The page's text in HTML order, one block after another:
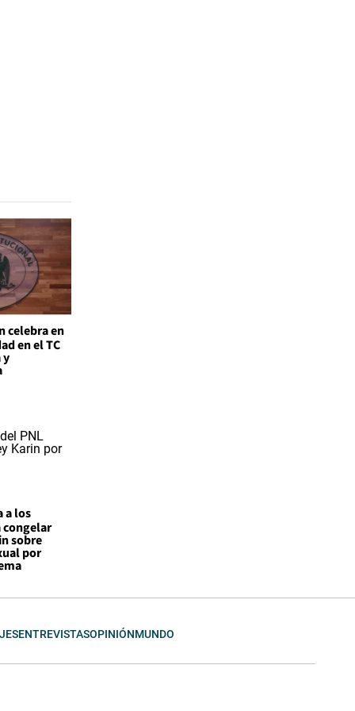
celebra en
en el TC
y
a los
congelar
sobre
por
ENTREVISTASOPINIÓNMUNDO